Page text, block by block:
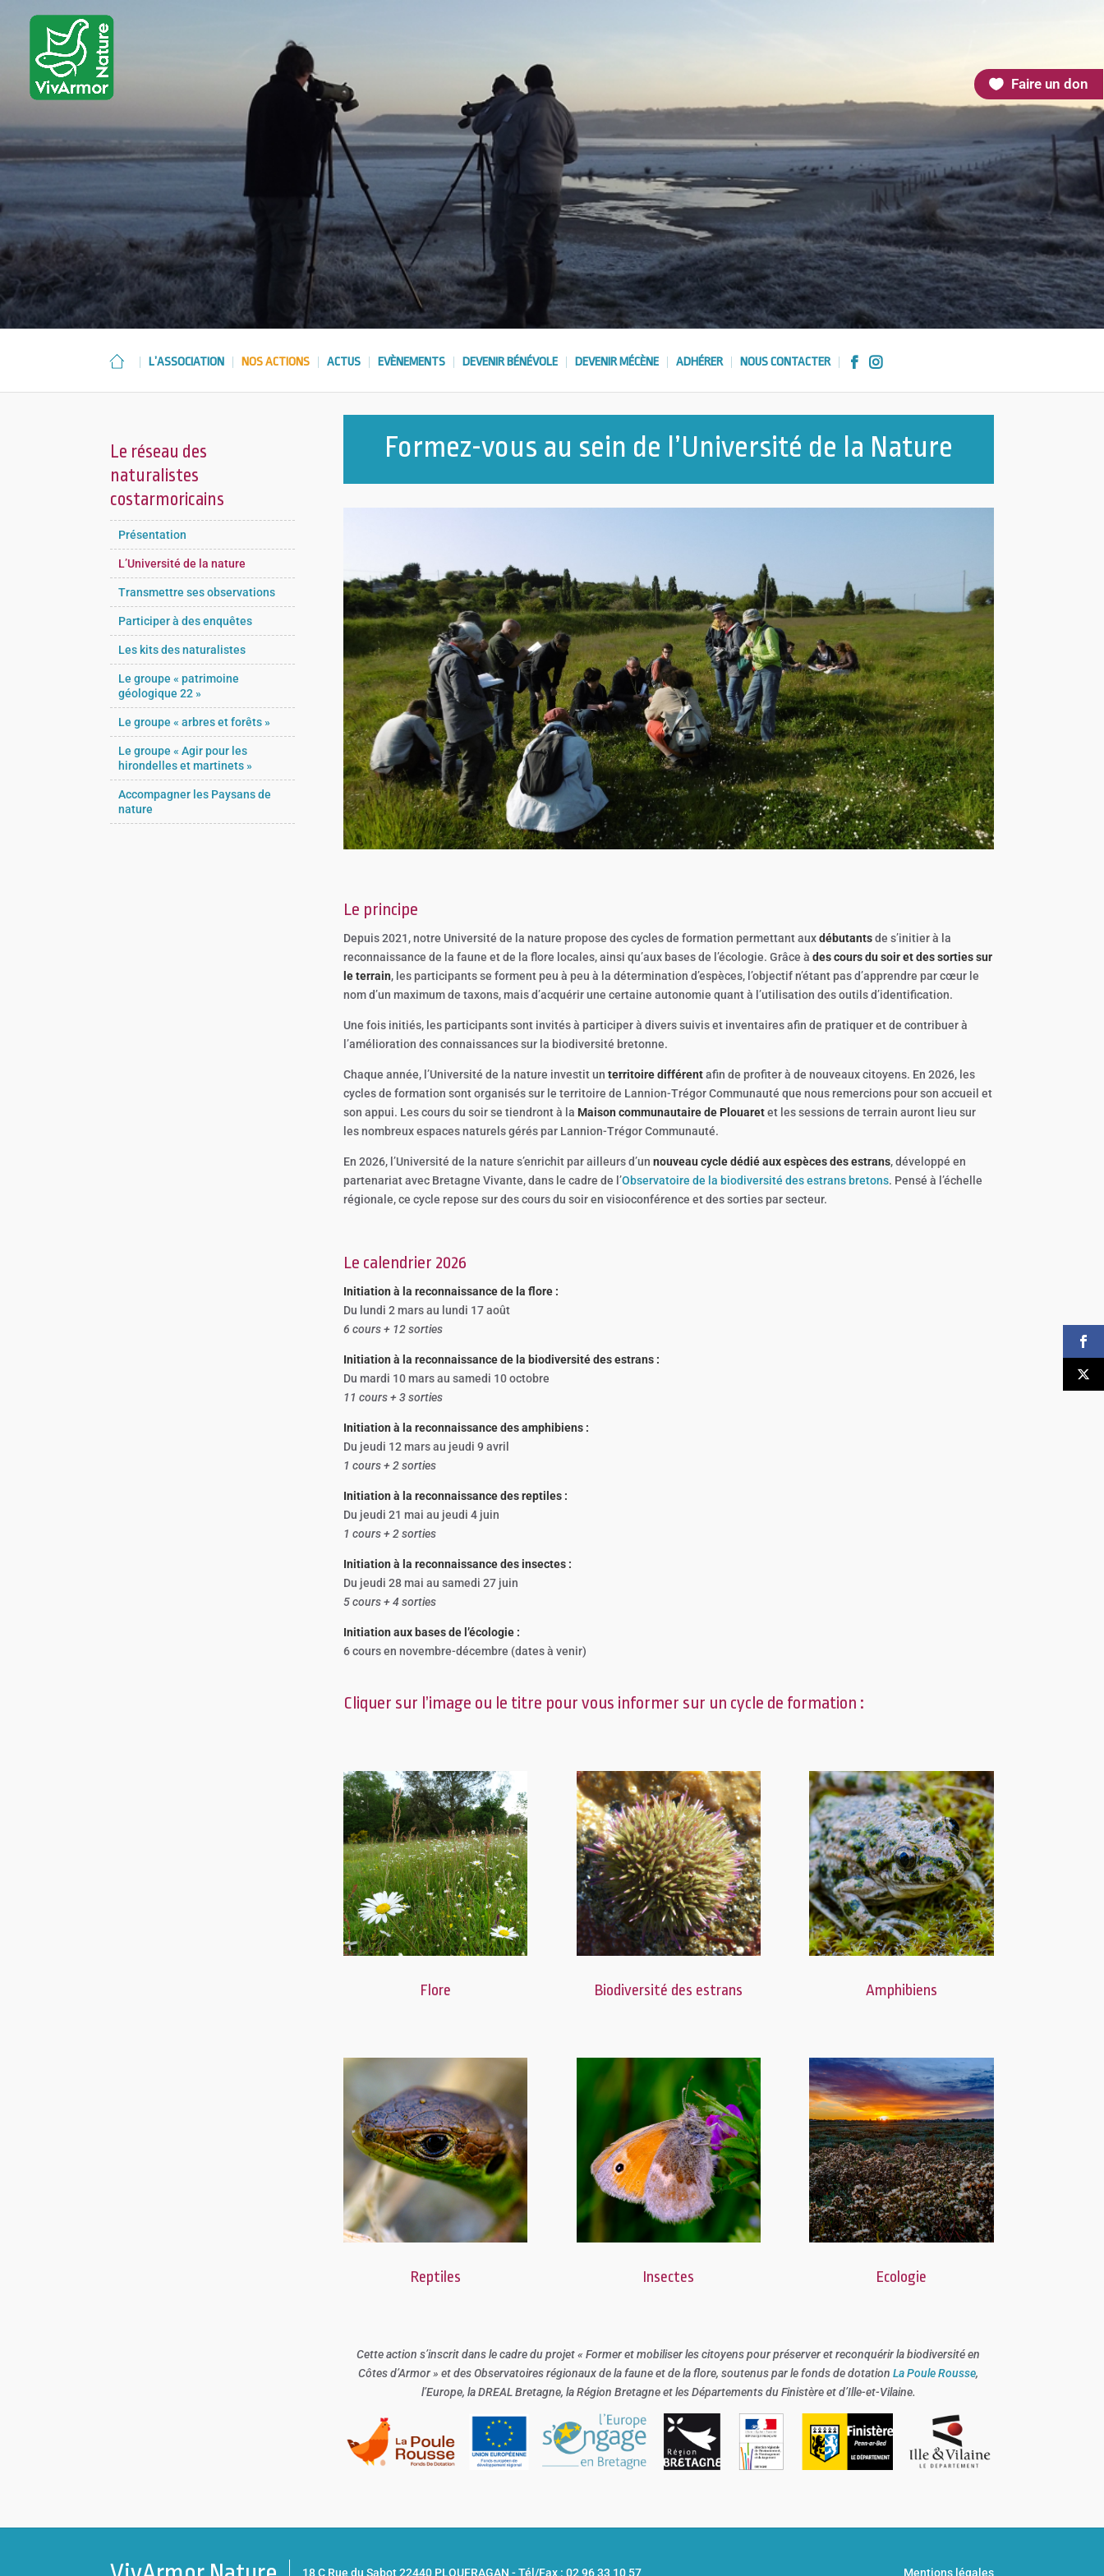
Faire un don
L’ASSOCIATION NOS ACTIONS ACTUS EVÈNEMENTS DEVENIR BÉNÉVOLE DEVENIR MÉCÈNE ADHÉRER NOUS CONTACTER  
Le réseau des
naturalistes
costarmoricains
Présentation
L’Université de la nature
Transmettre ses observations
Participer à des enquêtes
Les kits des naturalistes
Le groupe « patrimoine
géologique 22 »
Le groupe « arbres et forêts »
Le groupe « Agir pour les
hirondelles et martinets »
Accompagner les Paysans de
nature
Formez-vous au sein de l’Université de la Nature
Le principe
Depuis 2021, notre Université de la nature propose des cycles de formation permettant auxdébutantsde s’initier à la
reconnaissance de la faune et de la flore locales, ainsi qu’aux bases de l’écologie. Grâce à des cours du soir et des sorties sur
le terrain, les participants se forment peu à peu à la détermination d’espèces, l’objectif n’étant pas d’apprendre par cœur le
nom d’un maximum de taxons, mais d’acquérir une certaine autonomie quant à l’utilisation des outils d’identification.
Une fois initiés, les participants sont invités à participer à divers suivis et inventaires afin de pratiquer et de contribuer à
l’amélioration des connaissances sur la biodiversité bretonne.
Chaque année, l’Université de la nature investit un territoire différentafin de profiter à de nouveaux citoyens. En 2026, les
cycles de formation sont organisés sur le territoire de Lannion-Trégor Communauté que nous remercions pour son accueil et
son appui. Les cours du soir se tiendront à la Maison communautaire de Plouaretet les sessions de terrain auront lieu sur
les nombreux espaces naturels gérés par Lannion-Trégor Communauté.
En 2026, l’Université de la nature s’enrichit par ailleurs d’un nouveau cycle dédié aux espèces des estrans, développé en
partenariat avec Bretagne Vivante, dans le cadre de l’Observatoire de la biodiversité des estrans bretons. Pensé à l’échelle
régionale, ce cycle repose sur des cours du soir en visioconférence et des sorties par secteur.
Le calendrier 2026
Initiation à la reconnaissance de la flore :
Du lundi 2 mars au lundi 17 août
6 cours + 12 sorties
Initiation à la reconnaissance de la biodiversité des estrans :
Du mardi 10 mars au samedi 10 octobre
11 cours + 3 sorties
Initiation à la reconnaissance des amphibiens :
Du jeudi 12 mars au jeudi 9 avril
1 cours + 2 sorties
Initiation à la reconnaissance des reptiles :
Du jeudi 21 mai au jeudi 4 juin
1 cours + 2 sorties
Initiation à la reconnaissance des insectes :
Du jeudi 28 mai au samedi 27 juin
5 cours + 4 sorties
Initiation aux bases de l’écologie :
6 cours en novembre-décembre (dates à venir)
Cliquer sur l’image ou le titre pour vous informer sur un cycle de formation :
Flore Biodiversité des estrans Amphibiens
Reptiles Insectes Ecologie
Cette action s’inscrit dans le cadre du projet « Former et mobiliser les citoyens pour préserver et reconquérir la biodiversité en
Côtes d’Armor » et des Observatoires régionaux de la faune et de la flore, soutenus par le fonds de dotationLa Poule Rousse,
l’Europe, la DREAL Bretagne, la Région Bretagne et les Départements du Finistère et d’Ille-et-Vilaine.
18 C Rue du Sabot 22440 PLOUFRAGAN -Tél/Fax : 02 96 33 10 57 Mentions légales